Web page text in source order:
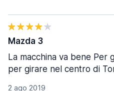
2 ago 2019
Mazda 3
La macchina va bene Per
per girare nel centro di